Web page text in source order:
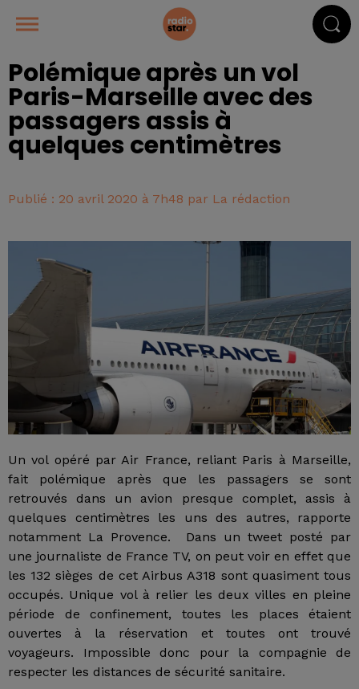
Polémique après un vol
Paris-Marseille avec des
passagers assis à
quelques centimètres
Publié : 20 avril 2020 à 7h48 par La rédaction
Un vol opéré par Air France, reliant Paris à Marseille,
fait polémique après que les passagers se sont
retrouvés dans un avion presque complet, assis à
quelques centimètres les uns des autres, rapporte
notamment La Provence. Dans un tweet posté par
une journaliste de France TV, on peut voir en effet que
les 132 sièges de cet Airbus A318 sont quasiment tous
occupés. Unique vol à relier les deux villes en pleine
période de confinement, toutes les places étaient
ouvertes à la réservation et toutes ont trouvé
voyageurs. Impossible donc pour la compagnie de
respecter les distances de sécurité sanitaire.